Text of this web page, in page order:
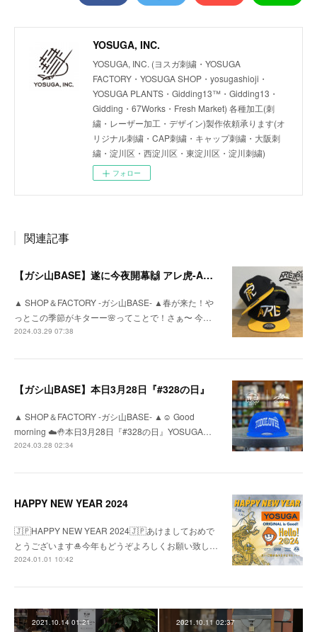
YOSUGA, INC.
YOSUGA, INC. (ヨスガ刺繍・YOSUGA
FACTORY・YOSUGA SHOP・yosugashioji・
YOSUGA PLANTS・Gidding13™・Gidding13・
Gidding・67Works・Fresh Market) 各種加工(刺
繍・レーザー加工・デザイン)製作依頼承ります(オ
リジナル刺繍・CAP刺繍・キャップ刺繍・大阪刺
繍・淀川区・西淀川区・東淀川区・淀川刺繍)
フォロー
関連記事
【ガシ山BASE】遂に今夜開幕🙌 アレ虎-ARETORA-
▲ SHOP＆FACTORY -ガシ山BASE- ▲春が来た！や
っとこの季節がキターー🌸ってことで！さぁ〜 今…
2024.03.29 07:38
【ガシ山BASE】本日3月28日『#328の日』
▲ SHOP＆FACTORY -ガシ山BASE- ▲☺︎ Good
morning ☁️🤚本日3月28日『#328の日』YOSUGA…
2024.03.28 02:34
HAPPY NEW YEAR 2024
🇯🇵HAPPY NEW YEAR 2024🇯🇵あけましておめで
とうございます🎍今年もどうぞよろしくお願い致し…
2024.01.01 10:42
2021.10.14 01:21 2021.10.11 02:37